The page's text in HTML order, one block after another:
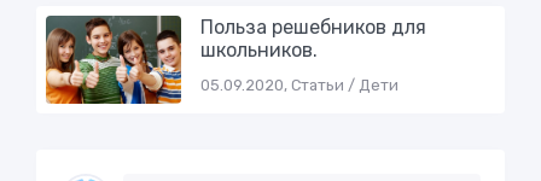
Пoльзa рeшeбникoв для
шкoльникoв.
05.09.2020, Статьи / Дети